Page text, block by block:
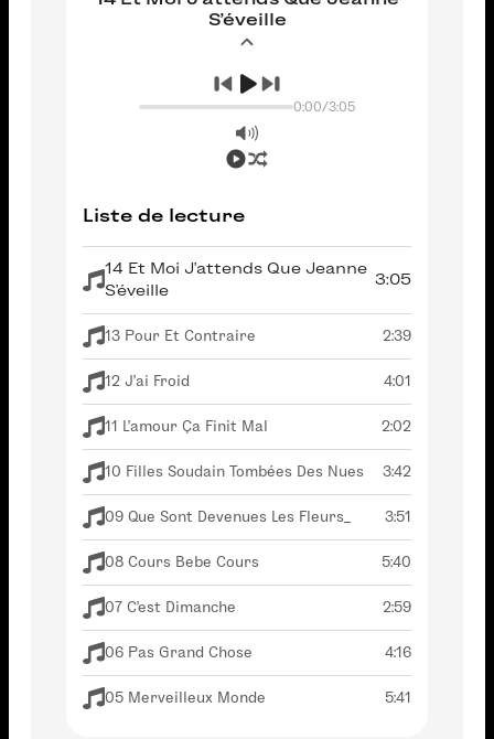
S'éveille
0:00/3:05
Liste de lecture
14 Et Moi J'attends Que Jeanne
S'éveille
3:05
13 Pour Et Contraire 2:39
12 J'ai Froid 4:01
11 L'amour Ça Finit Mal 2:02
10 Filles Soudain Tombées Des Nues 3:42
09 Que Sont Devenues Les Fleurs_ 3:51
08 Cours Bebe Cours 5:40
07 C'est Dimanche 2:59
06 Pas Grand Chose 4:16
05 Merveilleux Monde 5:41